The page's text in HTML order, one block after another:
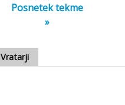
Posnetek tekme
»
Vratarji